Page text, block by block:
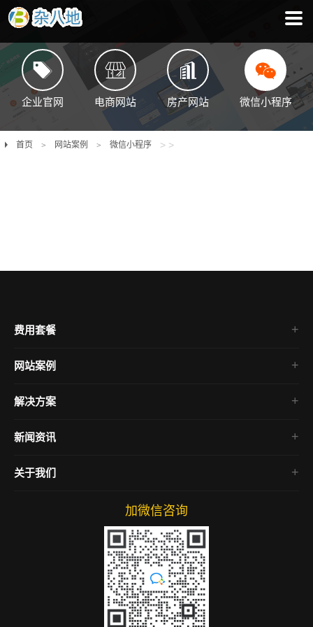
企业官网 电商网站 房产网站 微信小程序
首页 >
网站案例 >
微信小程序
费用套餐
网站案例
企业官网
房产网站
解决方案
新闻资讯
SEO教程
关于我们
加微信咨询